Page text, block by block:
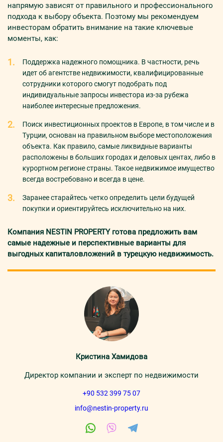
напрямую зависят от правильного и профессионального
подхода к выбору объекта. Поэтому мы рекомендуем
инвесторам обратить внимание на такие ключевые
моменты, как:
Поддержка надежного помощника. В частности, речь
идет об агентстве недвижимости, квалифицированные
сотрудники которого смогут подобрать под
индивидуальные запросы инвестора из-за рубежа
наиболее интересные предложения.
Поиск инвестиционных проектов в Европе, в том числе и в
Турции, основан на правильном выборе местоположения
объекта. Как правило, самые ликвидные варианты
расположены в больших городах и деловых центах, либо в
курортном регионе страны. Такое недвижимое имущество
всегда востребовано и всегда в цене.
Заранее старайтесь четко определить цели будущей
покупки и ориентируйтесь исключительно на них.
Компания NESTIN PROPERTY готова предложить вам
самые надежные и перспективные варианты для
выгодных капиталовложений в турецкую недвижимость.
Кристина Хамидова
Директор компании и эксперт по недвижимости
+90 532 399 75 07
info@nestin-property.ru